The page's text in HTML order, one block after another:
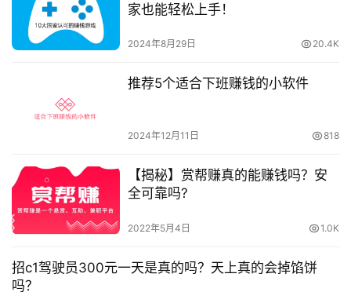
家也能轻松上手！
2024年8月29日 20.4K
推荐5个适合下班赚钱的小软件
2024年12月11日 818
【揭秘】赏帮赚真的能赚钱吗？安
全可靠吗?
2022年5月4日 1.0K
招c1驾驶员300元一天是真的吗？天上真的会掉馅饼
吗？